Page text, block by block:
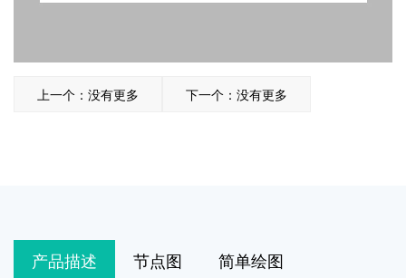
上一个：没有更多 下一个：没有更多
产品描述 节点图 简单绘图